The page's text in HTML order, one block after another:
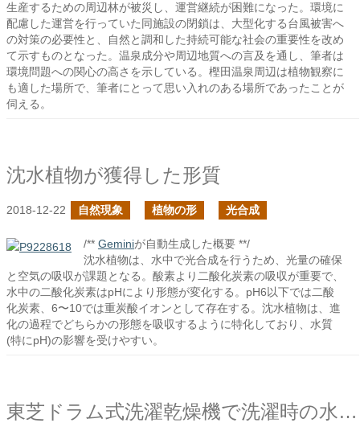
生産するための周辺林が被災し、運営継続が困難になった。環境に
配慮した運営を行っていた同施設の閉鎖は、大型化する台風被害へ
の対策の必要性と、自然と調和した持続可能な社会の重要性を改め
て示すものとなった。温泉成分や周辺地質への言及を通し、筆者は
環境問題への関心の高さを示している。樫田温泉周辺は植物観察に
も適した場所で、筆者にとって思い入れのある場所であったことが
伺える。
沈水植物が獲得した形質
2018-12-22 自然現象 植物の形 光合成
/** Geminiが自動生成した概要 **/
沈水植物は、水中で光合成を行うため、光量の確保
と空気の吸収が課題となる。酸素より二酸化炭素の吸収が重要で、
水中の二酸化炭素はpHにより形態が変化する。pH6以下では二酸
化炭素、6〜10では重炭酸イオンとして存在する。沈水植物は、進
化の過程でどちらかの形態を吸収するように特化しており、水質
(特にpH)の影響を受けやすい。
東芝ドラム式洗濯乾燥機で洗濯時の水漏れ問題に挑戦